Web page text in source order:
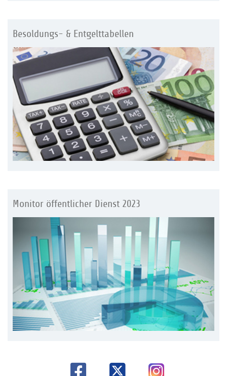
Besoldungs- & Entgelttabellen
Monitor öffentlicher Dienst 2023